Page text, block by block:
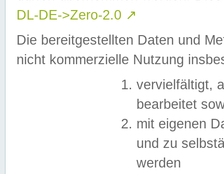
DL-DE->Zero-2.0 ↗
Die bereitgestellten Daten und
nicht kommerzielle Nutzung
vervielfältigt,
bearbeitet
mit eigenen
und zu
werden